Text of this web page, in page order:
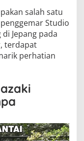
salah satu
Studio
Jepang pada
terdapat
perhatian